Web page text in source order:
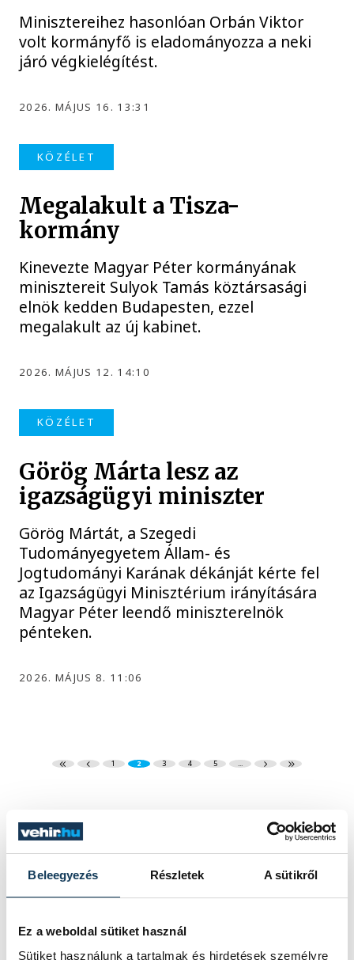
Beleegyezés Részletek A sütikről
Ez a weboldal sütiket használ
Sütiket használunk a tartalmak és hirdetések személyre
Minisztereihez hasonlóan Orbán Viktor
volt kormányfő is eladományozza a neki
járó végkielégítést.
2026. MÁJUS 16. 13:31
KÖZÉLET
Megalakult a Tisza-
kormány
Kinevezte Magyar Péter kormányának
minisztereit Sulyok Tamás köztársasági
elnök kedden Budapesten, ezzel
megalakult az új kabinet.
2026. MÁJUS 12. 14:10
KÖZÉLET
Görög Márta lesz az
igazságügyi miniszter
Görög Mártát, a Szegedi
Tudományegyetem Állam- és
Jogtudományi Karának dékánját kérte fel
az Igazságügyi Minisztérium irányítására
Magyar Péter leendő miniszterelnök
pénteken.
2026. MÁJUS 8. 11:06
1 2 3 4 5 ...
KÖZÉLET
Sorra kerülnek elő
világháborús leletek az